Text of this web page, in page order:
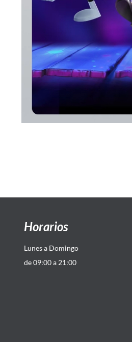
Horarios
Lunes a Domingo
de 09:00 a 21:00